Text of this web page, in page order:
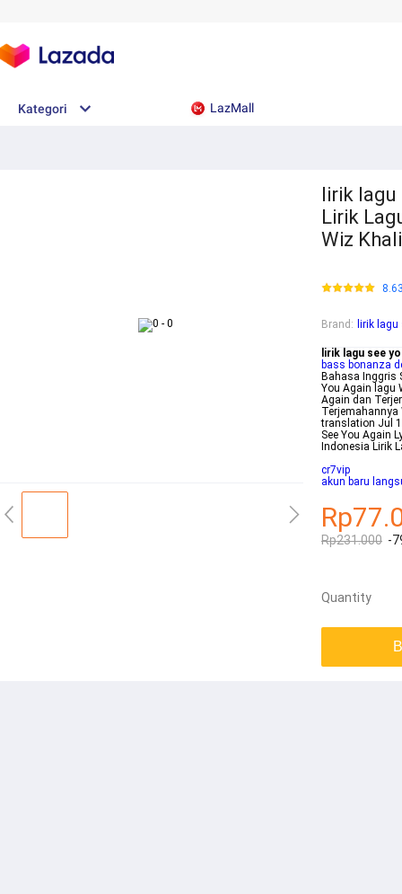
Kategori LazMall
lirik lagu
Lirik
Wiz
Brand : lirik
lirik lagu see
bass bonanza
Bahasa Inggris
You Again lagu
Again dan
Terjemahannya
translation Jul
See You Again
Indonesia Lirik
cr7vip
akun baru
Rp231.000 -
Quantity